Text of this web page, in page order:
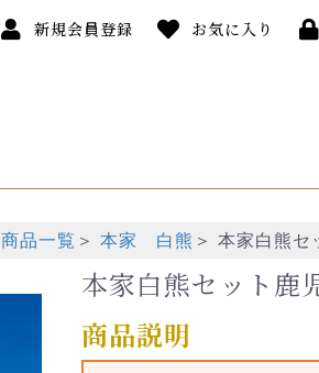
新規会員登録 お気に入り
商品一覧 ＞ 本家 白熊 ＞ 本家白熊セ
本家白熊セット鹿
商品説明